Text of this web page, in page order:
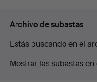
Archivo de subastas
Estás buscando en el
Mostrar las subastas en